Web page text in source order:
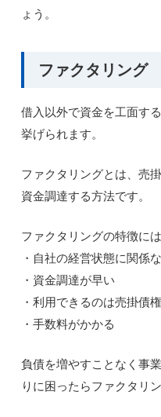
ょう。
ファクタリング
借入以外で資金を工面す
挙げられます。
ファクタリングとは、売
資金調達する方法です。
ファクタリングの特徴に
・自社の経営状態に関係
・資金調達が早い
・利用できるのは売掛債
・手数料がかかる
負債を増やすことなく事
りに困ったらファクタリ